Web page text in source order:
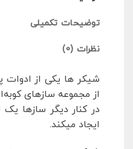
توضیحات تکمیلی
نظرات (0)
شیکر ها یکی از ادوات
از مجموعه سازهای
در کنار دیگر سازها
ایجاد میکند.